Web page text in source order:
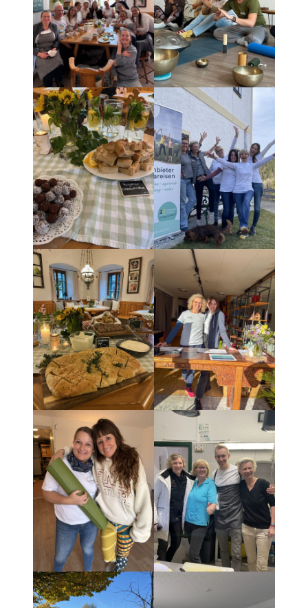
PHILOSOPHIE
UNSER TEAM
NACHHALTIGKEIT
DIE PAUSCHALREISE
BLOG